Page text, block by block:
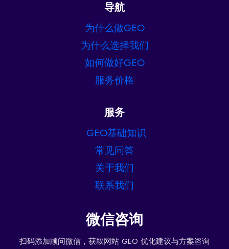
导航
为什么做GEO
为什么选择我们
如何做好GEO
服务价格
服务
GEO基础知识
常见问答
关于我们
联系我们
微信咨询
扫码添加顾问微信，获取网站 GEO 优化建议与方案咨询